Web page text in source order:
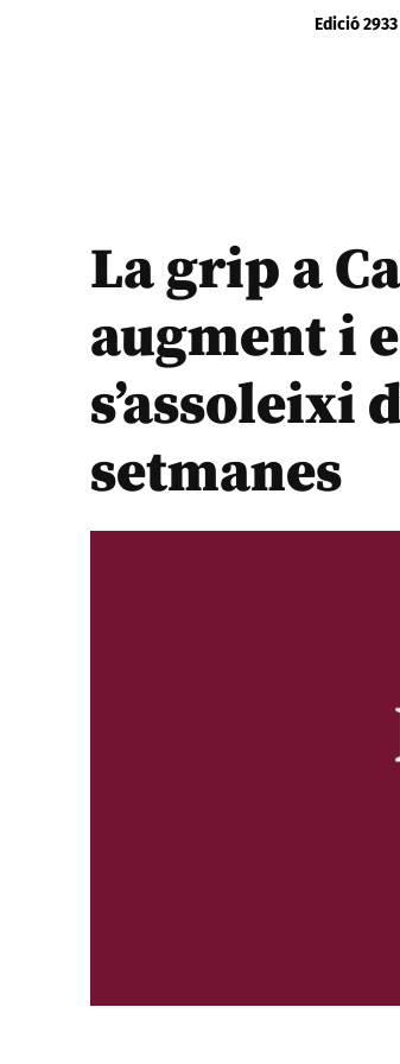
Edició 2933
La grip a
augment i
s’assoleixi
setmanes